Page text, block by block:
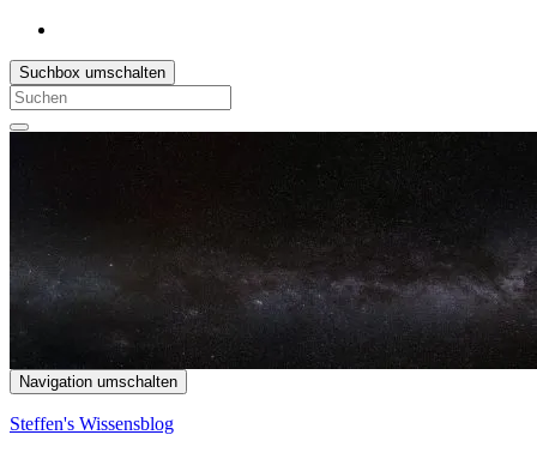
Suchbox umschalten
Search
for:
Navigation umschalten
Steffen's Wissensblog